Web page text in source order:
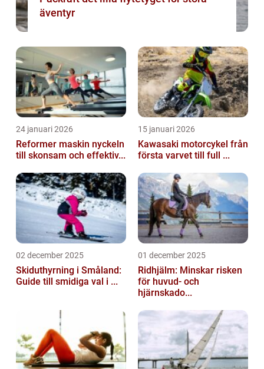
äventyr
24 januari 2026
Reformer maskin nyckeln
till skonsam och effektiv...
15 januari 2026
Kawasaki motorcykel från
första varvet till full ...
02 december 2025
Skiduthyrning i Småland:
Guide till smidiga val i ...
01 december 2025
Ridhjälm: Minskar risken
för huvud- och
hjärnskado...